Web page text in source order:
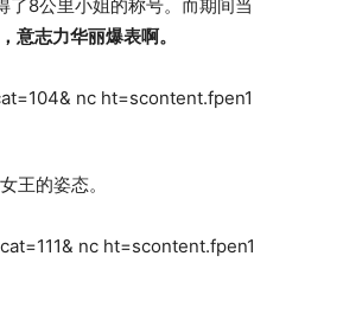
8公里小姐的称号。而期间当
意志力华丽爆表啊。
王的姿态。